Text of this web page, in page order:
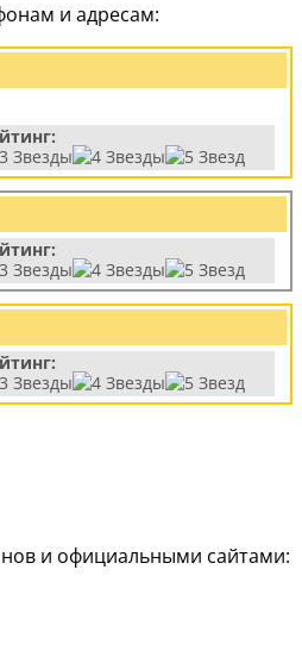
и адресам:
и официальными сайтами: